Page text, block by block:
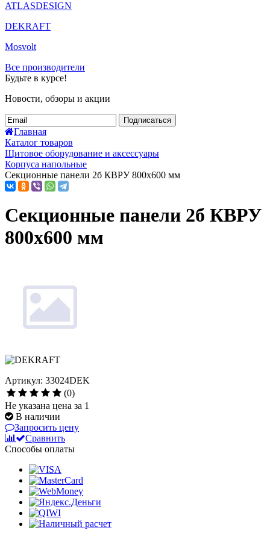
ATLASDESIGN
DEKRAFT
Mosvolt
Все производители
Будьте в курсе!
Новости, обзоры и акции
Подписаться
Главная
Каталог товаров
Щитовое оборудование и аксессуары
Корпуса напольные
Секционные панели 2б КВРУ 800х600 мм
Секционные панели 2б КВРУ
800х600 мм
Артикул: 33024DEK
(0)
Не указана цена за 1
В наличии
Запросить цену
Сравнить
Способы оплаты